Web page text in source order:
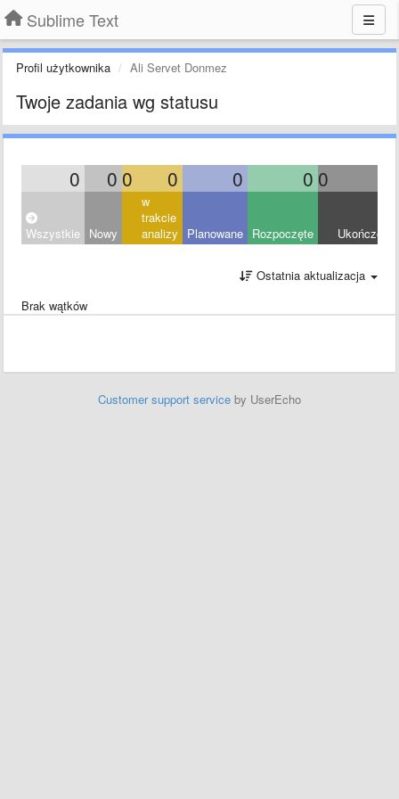
Sublime Text
Profil użytkownika Ali Servet Donmez
Twoje zadania wg statusu
0 0 0 0 0 0 0
Wszystkie Nowy
w
trakcie
analizy
Planowane Rozpoczęte Ukończony
Ostatnia aktualizacja
Brak wątków
Customer support service by UserEcho